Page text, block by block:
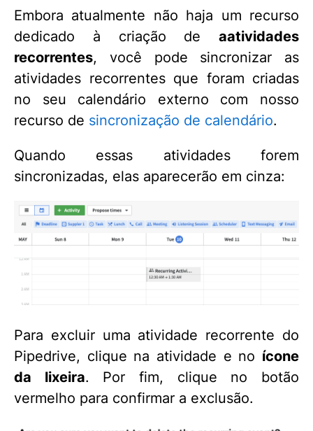
Embora atualmente não haja um recurso
dedicado à criação de aatividades
recorrentes, você pode sincronizar as
atividades recorrentes que foram criadas
no seu calendário externo com nosso
recurso de sincronização de calendário.
Quando essas atividades forem
sincronizadas, elas aparecerão em cinza:
Para excluir uma atividade recorrente do
Pipedrive, clique na atividade e no ícone
da lixeira. Por fim, clique no botão
vermelho para confirmar a exclusão.